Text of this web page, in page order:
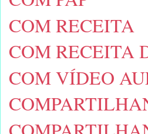
COM RECEITA
COM RECEITA
COM VÍDEO